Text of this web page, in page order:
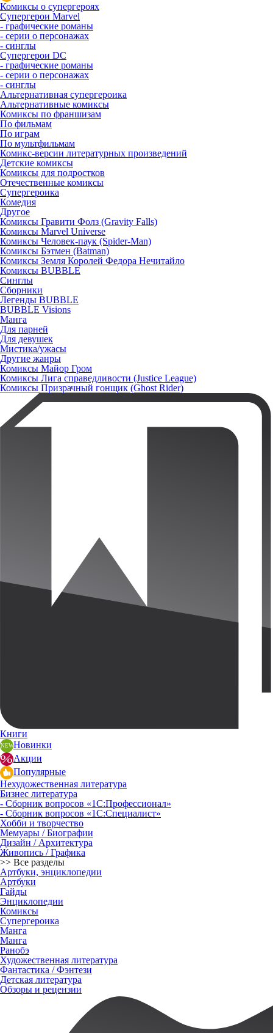
Комиксы о супергероях
Супергерои Marvel
- графические романы
- серии о персонажах
- синглы
Супергерои DC
- графические романы
- серии о персонажах
- синглы
Альтернативная супергероика
Альтернативные комиксы
Комиксы по франшизам
По фильмам
По играм
По мультфильмам
Комикс-версии литературных произведений
Детские комиксы
Комиксы для подростков
Отечественные комиксы
Супергероика
Комедия
Другое
Комиксы Гравити Фолз (Gravity Falls)
Комиксы Marvel Universe
Комиксы Человек-паук (Spider-Man)
Комиксы Бэтмен (Batman)
Комиксы Земля Королей Федора Нечитайло
Комиксы BUBBLE
Синглы
Сборники
Легенды BUBBLE
BUBBLE Visions
Манга
Для парней
Для девушек
Мистика/ужасы
Другие жанры
Комиксы Майор Гром
Комиксы Лига справедливости (Justice League)
Комиксы Призрачный гонщик (Ghost Rider)
Книги
Новинки
Акции
Популярные
Нехудожественная литература
Бизнес литература
- Сборник вопросов «1С:Профессионал»
- Сборник вопросов «1С:Специалист»
Хобби и творчество
Мемуары / Биографии
Дизайн / Архитектура
Живопись / Графика
>> Все разделы
Артбуки, энциклопедии
Артбуки
Гайды
Энциклопедии
Комиксы
Супергероика
Манга
Манга
Ранобэ
Художественная литература
Фантастика / Фэнтези
Детская литература
Обзоры и рецензии